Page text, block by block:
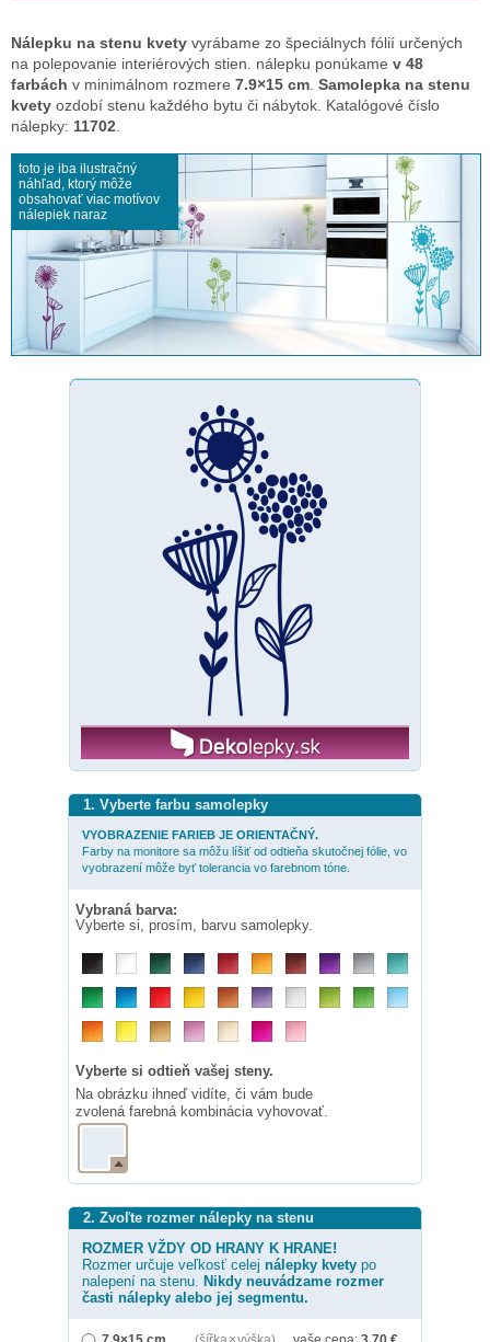
Nálepku na stenu kvety vyrábame zo špeciálnych fólií určených
na polepovanie interiérových stien. nálepku ponúkame v 48
farbách v minimálnom rozmere 7.9×15 cm Samolepka na stenu
kvety ozdobí stenu každého bytu či nábytok. Katalógové číslo
nálepky: 11702
toto je iba ilustračný
náhľad, ktorý môže
obsahovať viac motívov
nálepiek naraz
1. Vyberte farbu samolepky
VYOBRAZENIE FARIEB JE ORIENTAČNÝ.
Farby na monitore sa môžu líšiť od odtieňa skutočnej fólie, vo
vyobrazení môže byť tolerancia vo farebnom tóne.
Vybraná barva:
Vyberte si, prosím, barvu samolepky.
Vyberte si odtieň vašej steny.
Na obrázku ihneď vidíte, či vám bude
zvolená farebná kombinácia vyhovovať.
2. Zvoľte rozmer nálepky na stenu
ROZMER VŽDY OD HRANY K HRANE!
Rozmer určuje veľkosť celej nálepky kvety po
nalepení na stenu. Nikdy neuvádzame rozmer
časti nálepky alebo jej segmentu.